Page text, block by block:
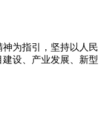
为指引，坚持以人民
设、产业发展、新型